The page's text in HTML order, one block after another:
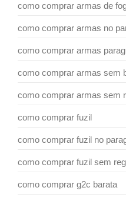
como comprar armas de
como comprar armas no
como comprar armas
como comprar armas sem
como comprar armas sem
como comprar fuzil
como comprar fuzil no
como comprar fuzil sem
como comprar g2c barata